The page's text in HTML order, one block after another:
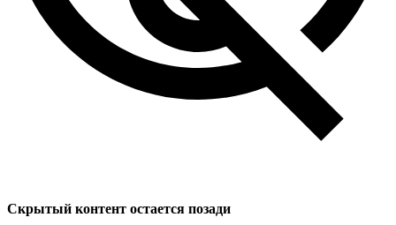
Скрытый контент остается позади